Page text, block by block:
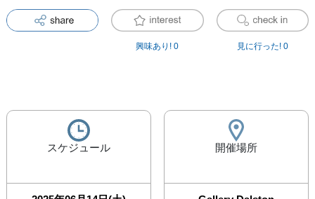
興味あり! 0 見に行った! 0
スケジュール 開催場所